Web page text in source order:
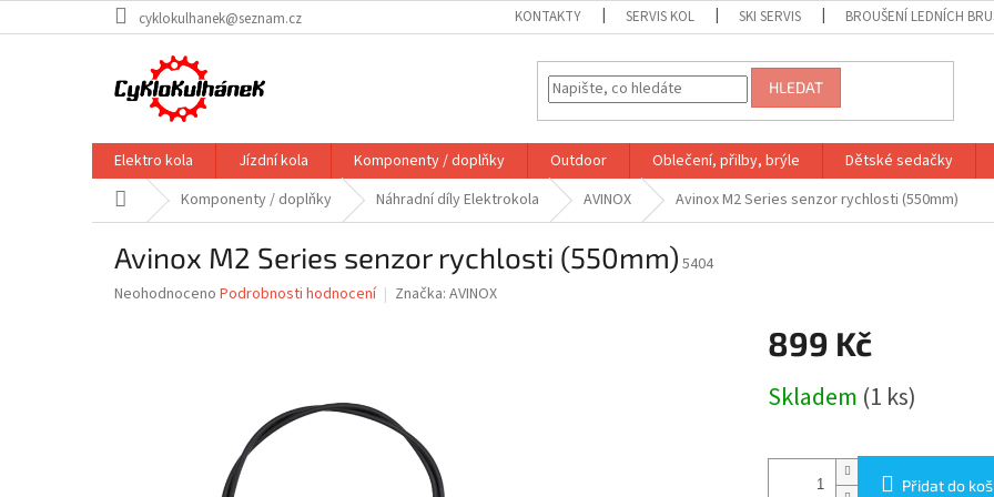
na
cyklokulhanek@seznam.cz KONTAKTY SERVIS KOL SKI SERVIS BROUŠENÍ LEDNÍCH
HLEDAT
Elektro kola Jízdní kola Komponenty / doplňky Outdoor Oblečení, přilby, brýle Dětské sedačky
Domů Komponenty / doplňky Náhradní díly Elektrokola AVINOX Avinox M2 Series senzor rychlosti (550mm)
Avinox M2 Series senzor rychlosti (550mm) 5404
Průměrné
Neohodnoceno Podrobnosti hodnocení Značka: AVINOX
899 Kč
cena:
Skladem (1 ks)
Přidat do